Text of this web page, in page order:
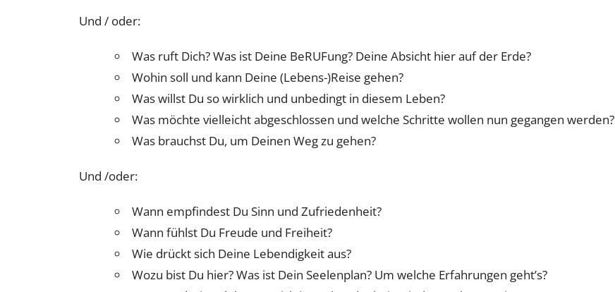
Und / oder:
Was ruft Dich? Was ist Deine BeRUFung? Deine Absicht hier auf der Erde?
Wohin soll und kann Deine (Lebens-)Reise gehen?
Was willst Du so wirklich und unbedingt in diesem Leben?
Was möchte vielleicht abgeschlossen und welche Schritte wollen nun gegangen werden?
Was brauchst Du, um Deinen Weg zu gehen?
Und /oder:
Wann empfindest Du Sinn und Zufriedenheit?
Wann fühlst Du Freude und Freiheit?
Wie drückt sich Deine Lebendigkeit aus?
Wozu bist Du hier? Was ist Dein Seelenplan? Um welche Erfahrungen geht’s?